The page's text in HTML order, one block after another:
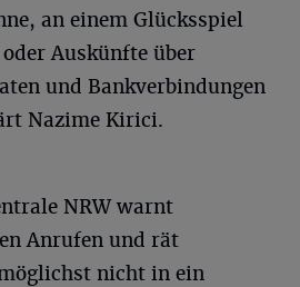
an einem Glücksspiel
Auskünfte über
und Bankverbindungen
Nazime Kirici.
NRW warnt
Anrufen und rät
nicht in ein